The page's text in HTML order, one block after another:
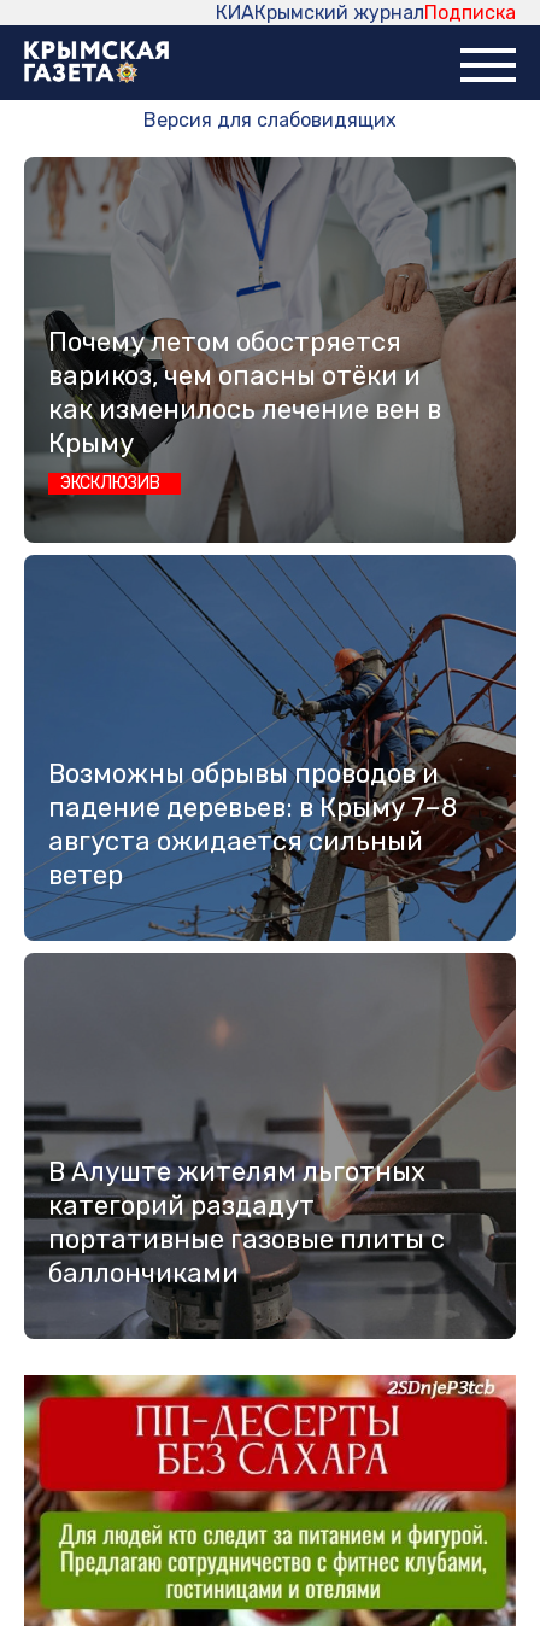
Подписка
Крымский журнал
КИА
Версия для слабовидящих
Почему летом обостряется
варикоз, чем опасны отёки и
как изменилось лечение вен в
Крыму
ЭКСКЛЮЗИВ
Возможны обрывы проводов и
падение деревьев: в Крыму 7–8
августа ожидается сильный
ветер
В Алуште жителям льготных
категорий раздадут
портативные газовые плиты с
баллончиками